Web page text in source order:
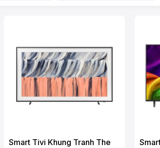
Smart Tivi Khung Tranh The